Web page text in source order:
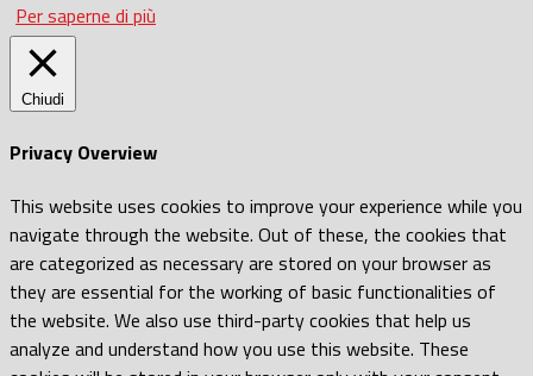
Per saperne di più
Chiudi
Privacy Overview
This website uses cookies to improve your experience while you
navigate through the website. Out of these, the cookies that
are categorized as necessary are stored on your browser as
they are essential for the working of basic functionalities of
the website. We also use third-party cookies that help us
analyze and understand how you use this website. These